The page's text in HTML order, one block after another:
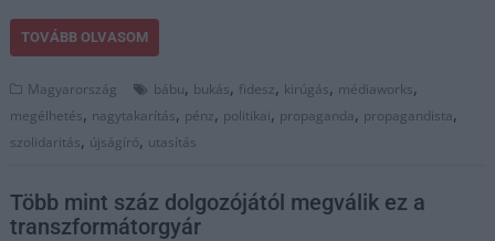
TOVÁBB OLVASOM
Magyarország bábu, bukás, fidesz, kirúgás, médiaworks,
megélhetés, nagytakarítás, pénz, politikai, propaganda, propagandista,
szolidaritás, újságíró, utasítás
Több mint száz dolgozójától megválik ez a
transzformátorgyár